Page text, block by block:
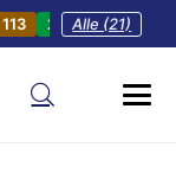
113 201 202
Alle (21)